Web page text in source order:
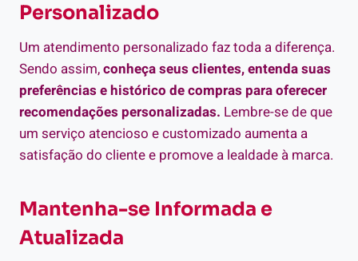
Personalizado
Um atendimento personalizado faz toda a diferença.
Sendo assim,conheça seus clientes, entenda suas
preferências e histórico de compras para oferecer
recomendações personalizadas. Lembre-se de que
um serviço atencioso e customizado aumenta a
satisfação do cliente e promove a lealdade à marca.
Mantenha-se Informada e
Atualizada